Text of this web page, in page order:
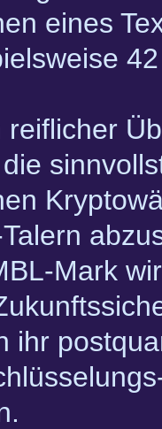
eines
reiflicher
Mark
ihr